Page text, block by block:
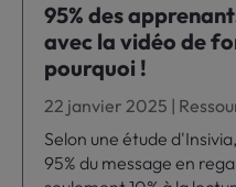
95% des
avec la vidéo de
pourquoi !
22 janvier 2025 |
Selon une étude
95% du message en